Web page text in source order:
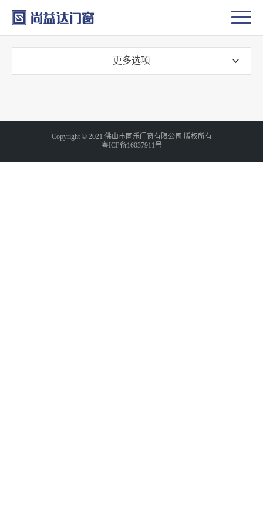
更多选项
Copyright © 2021 佛山市同乐门窗有限公司 版权所有
粤ICP备16037911号